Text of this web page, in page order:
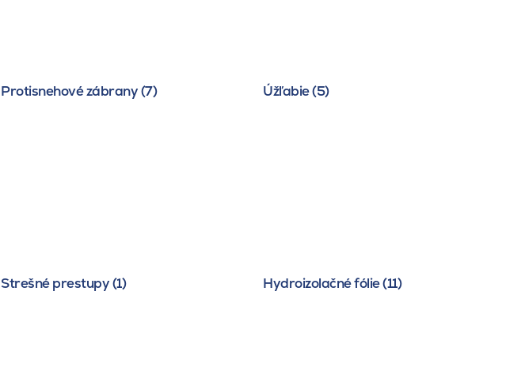
Protisnehové zábrany (7) Úžľabie (5)
Strešné prestupy (1) Hydroizolačné fólie (11)